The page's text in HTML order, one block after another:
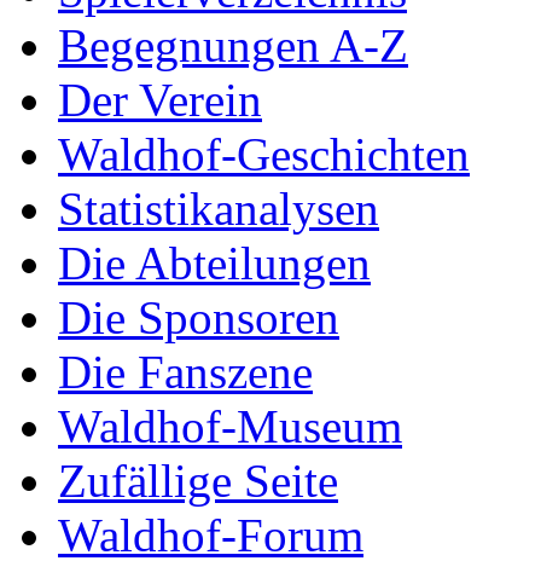
Begegnungen A-Z
Der Verein
Waldhof-Geschichten
Statistikanalysen
Die Abteilungen
Die Sponsoren
Die Fanszene
Waldhof-Museum
Zufällige Seite
Waldhof-Forum